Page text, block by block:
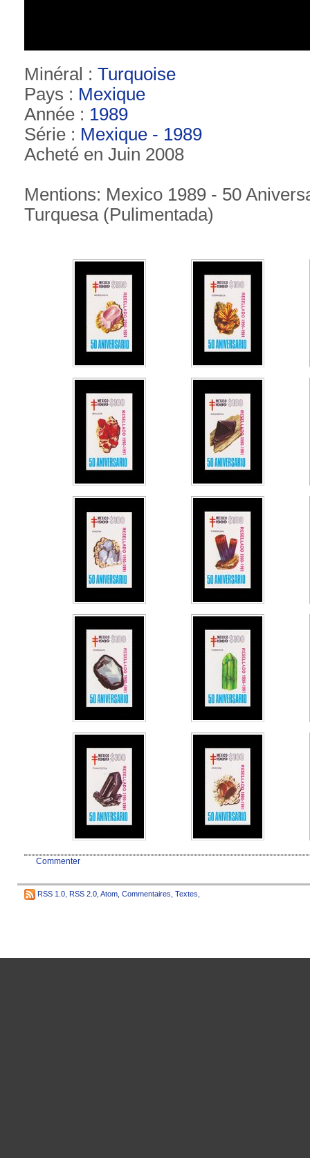
Minéral : Turquoise
Pays : Mexique
Année : 1989
Série : Mexique - 1989
Acheté en Juin 2008
Mentions: Mexico 1989 - 50
Turquesa (Pulimentada)
Commenter
RSS 1.0 RSS 2.0 Atom Commentaires Textes